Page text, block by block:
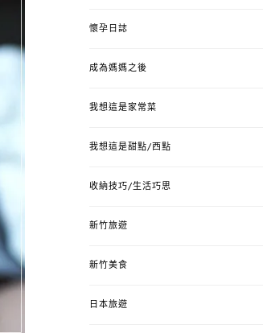
懷孕日誌
成為媽媽之後
我想這是家常菜
我想這是甜點/西點
收納技巧/生活巧思
新竹旅遊
新竹美食
日本旅遊